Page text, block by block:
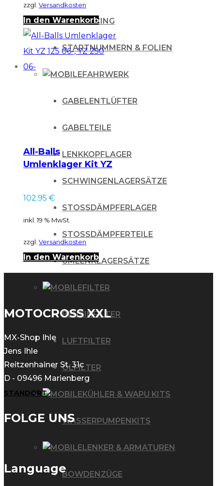
IHLE-RACING
STARTNUMMERN & FOLIEN
FAHRWERK
GABELENTLÜFTER
GABELTEILE
LENKKOPFLAGER
SCHWINGENLAGERSÄTZE
STOSSDÄMPFERLAGER
STOSSDÄMPFERTEILE
UMLENKLAGERSÄTZE
FILTER
BENZINFILTER
LUFTFILTER
ÖLFILTER
KÜHLER & WAPU KITS
WASSERPUMPENKITS
LENKER & ARMATUREN
BOWDENZÜGE
zzgl. Versandkosten
In den Warenkorb
All-Balls
Umlenklager Kit YZ
125 06-, YZ 250 06-
102.95 €
inkl. 19 % MwSt.
zzgl. Versandkosten
In den Warenkorb
MOTOCROSS XXL
MX-Shop Ihle
Jens Ihle
Reitzenhainer St. 31c
D - 09496 Marienberg
STANDORT
FOLGE UNS
Language